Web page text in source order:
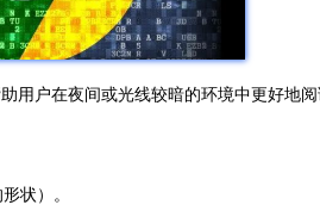
用户在夜间或光线较暗的环境中更好地
状）。